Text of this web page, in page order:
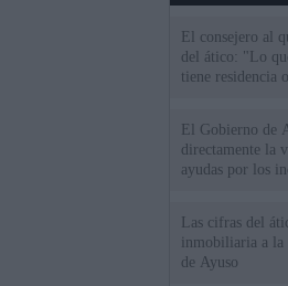
El consejero al
del ático: "Lo
tiene residencia
El Gobierno de
directamente la
ayudas por los
Las cifras del
inmobiliaria a la
de Ayuso